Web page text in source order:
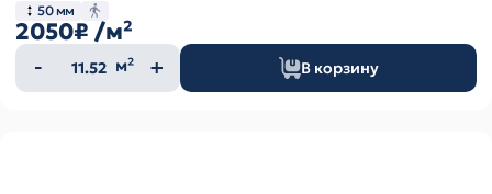
50 мм
2050₽ /м²
Количество
товара
м² В корзину